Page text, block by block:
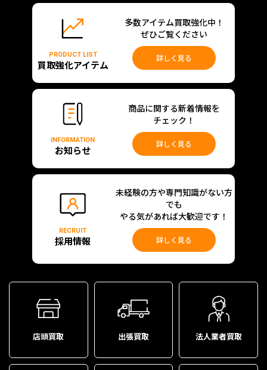
PRODUCT LIST
買取強化アイテム
多数アイテム買取強化中！
ぜひご覧ください
詳しく見る
INFORMATION
お知らせ
商品に関する新着情報を
チェック！
詳しく見る
RECRUIT
採用情報
未経験の方や専門知識がない方
でも
やる気があれば大歓迎です！
詳しく見る
店頭買取 出張買取 法人業者買取